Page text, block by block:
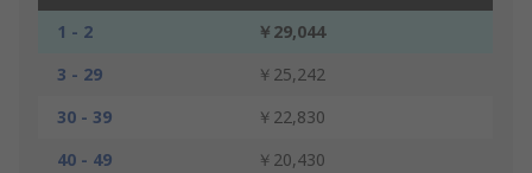
1 - 2
￥29,044
3 - 29
￥25,242
30 - 39
￥22,830
40 - 49
￥20,430